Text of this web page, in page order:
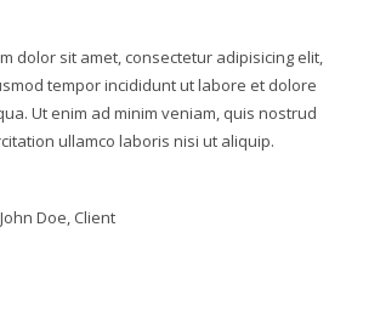
dolor sit amet, consectetur adipisicing elit,
tempor incididunt ut labore et dolore
Ut enim ad minim veniam, quis nostrud
ullamco laboris nisi ut aliquip.
John Doe, Client